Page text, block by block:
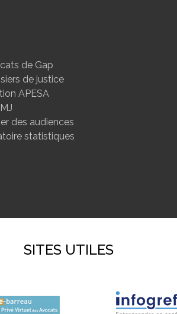
de Gap
de justice
APESA
des audiences
statistiques
SITES UTILES